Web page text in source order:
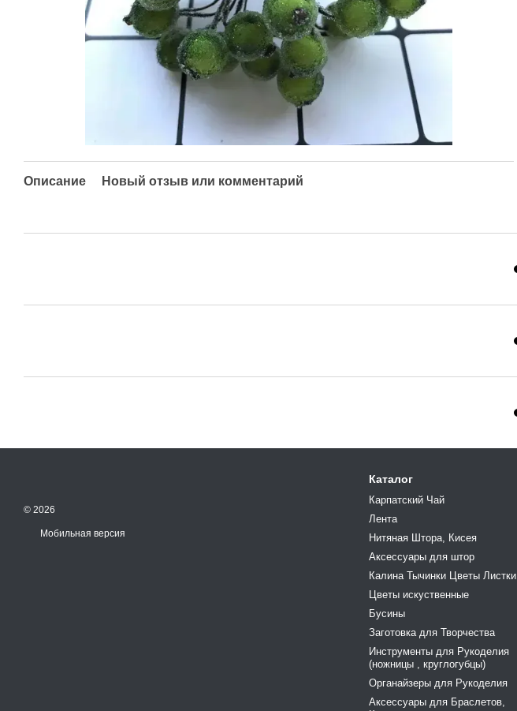
Описание Новый отзыв или комментарий
© 2026
Мобильная версия
Каталог
Карпатский Чай
Лента
Нитяная Штора, Кисея
Аксессуары для штор
Калина Тычинки Цветы Листки
Цветы искуственные
Бусины
Заготовка для Творчества
Инструменты для Рукоделия
(ножницы , круглогубцы)
Органайзеры для Рукоделия
Аксессуары для Браслетов,